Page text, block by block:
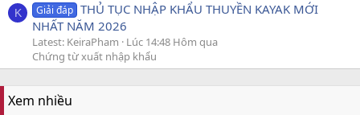
K Giải đáp THỦ TỤC NHẬP KHẨU THUYỀN KAYAK MỚI
NHẤT NĂM 2026
Latest: KeiraPham
Lúc 14:48 Hôm qua
Chứng từ xuất nhập khẩu
Xem nhiều